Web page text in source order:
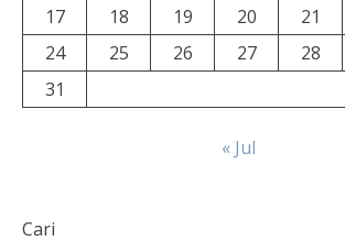
17
18 19 20 21
24
25 26 27 28
31
« Jul
Cari